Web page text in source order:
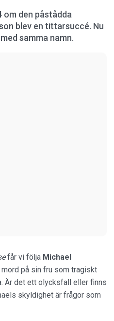
om den påstådda
blev en tittarsuccé. Nu
samma namn.
får vi följa Michael
på sin fru som tragiskt
Är det ett olycksfall eller finns
skyldighet är frågor som